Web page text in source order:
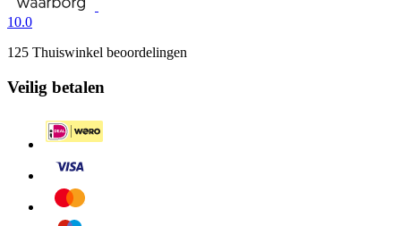
10.0
125 Thuiswinkel beoordelingen
Veilig betalen